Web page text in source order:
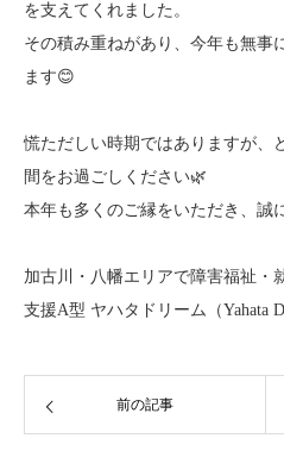
を支えてくれました。
その積み重ねがあり、今年も無事
ます😊
慌ただしい時期ではありますが、
間をお過ごしください🌿
本年も多くのご縁をいただき、誠
加古川・八幡エリアで障害福祉・
支援A型 ヤハタドリーム（Yahata
前の記事